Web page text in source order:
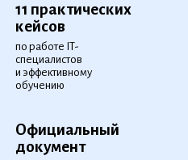
11 практических
кейсов
по работе IT-
специалистов
и эффективному
обучению
Официальный
документ